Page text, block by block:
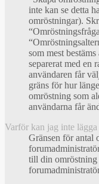
inte kan se detta
omröstningar).
som mest
separerat med en
användaren får
gräns för hur
omröstning som
användarna får
Varför kan jag inte
Gränsen för antal
till din omröstning